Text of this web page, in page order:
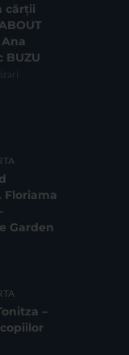
cărții
Ana
BUZU
Floriama
Garden
–